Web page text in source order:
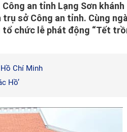
an tỉnh Lạng Sơn khánh
sở Công an tỉnh. Cùng
tổ chức lễ phát động “Tết
Chí Minh
Hồ’